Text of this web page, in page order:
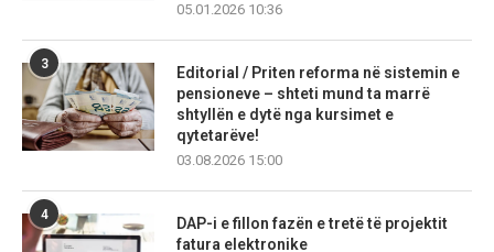
05.01.2026 10:36
3
Editorial / Priten reforma në sistemin e
pensioneve – shteti mund ta marrë
shtyllën e dytë nga kursimet e
qytetarëve!
03.08.2026 15:00
4
DAP-i e fillon fazën e tretë të projektit
fatura elektronike